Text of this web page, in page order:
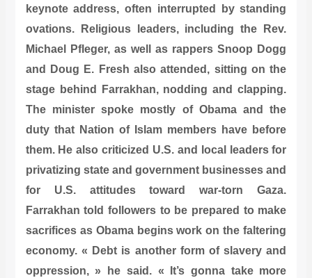
keynote address, often interrupted by standing
ovations. Religious leaders, including the Rev.
Michael Pfleger, as well as rappers Snoop Dogg
and Doug E. Fresh also attended, sitting on the
stage behind Farrakhan, nodding and clapping.
The minister spoke mostly of Obama and the
duty that Nation of Islam members have before
them. He also criticized U.S. and local leaders for
privatizing state and government businesses and
for U.S. attitudes toward war-torn Gaza.
Farrakhan told followers to be prepared to make
sacrifices as Obama begins work on the faltering
economy. « Debt is another form of slavery and
oppression, » he said. « It’s gonna take more